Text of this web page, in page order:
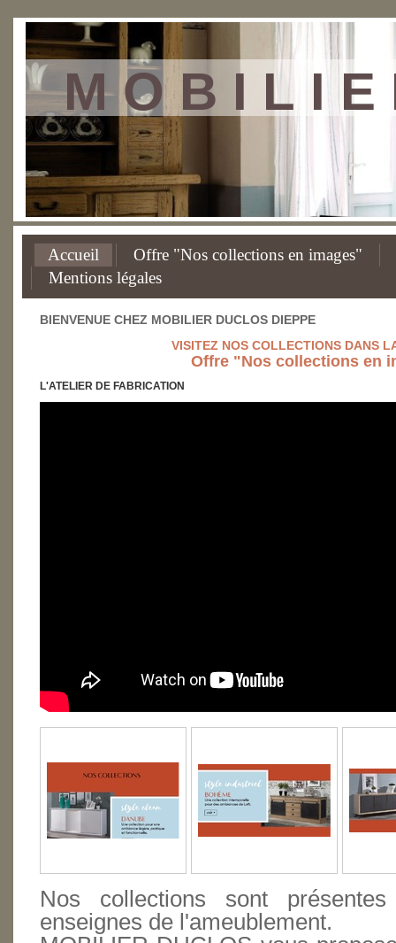
M O B I L I
Accueil
Offre "Nos collections en images"
Mentions légales
BIENVENUE CHEZ MOBILIER DUCLOS DIEPPE
VISITEZ NOS COLLECTIONS DANS
Offre "Nos collections en
L'ATELIER DE FABRICATION
Nos collections sont
enseignes de l'ameublement.